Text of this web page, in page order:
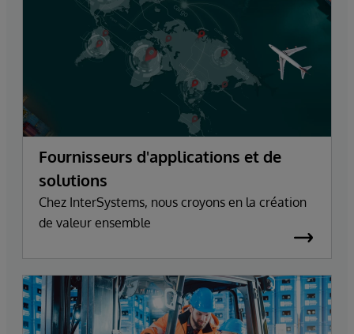
Fournisseurs d'applications et de
solutions
Chez InterSystems, nous croyons en la création
de valeur ensemble